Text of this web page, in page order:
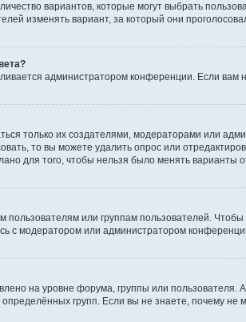
вариантов, которые могут выбрать
изменять вариант, за который они
администратором конференции. Если
только их создателями, модераторами или
то вы можете удалить опрос или
для того, чтобы нельзя было менять варианты
или группам пользователей.
с модератором или администратором
на уровне форума, группы или
групп. Если вы не знаете, почему